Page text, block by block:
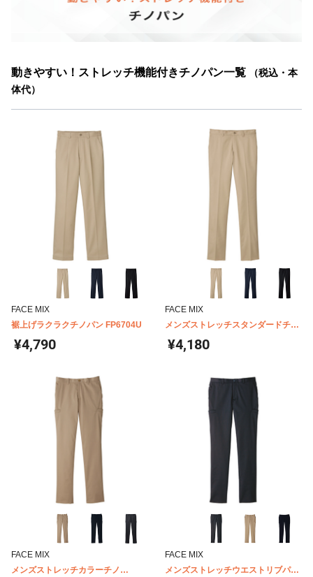
動きやすい！ストレッチ機能付きチノパン一覧
（税込・本
体代）
FACE MIX
裾上げラクラクチノパン FP6704U
¥4,790
FACE MIX
メンズストレッチスタンダードチノ
FP6010M
¥4,180
FACE MIX
メンズストレッチカラーチノ
FACE MIX
メンズストレッチウエストリブパン